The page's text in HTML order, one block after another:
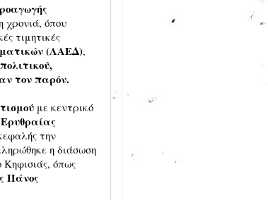
χρονιά, όπου
τιμητικές
(ΛΑΕΔ),
πολιτικού,
τον παρόν.
με κεντρικό
την
η διάσωση
Κηφισιάς, όπως
Πάνος